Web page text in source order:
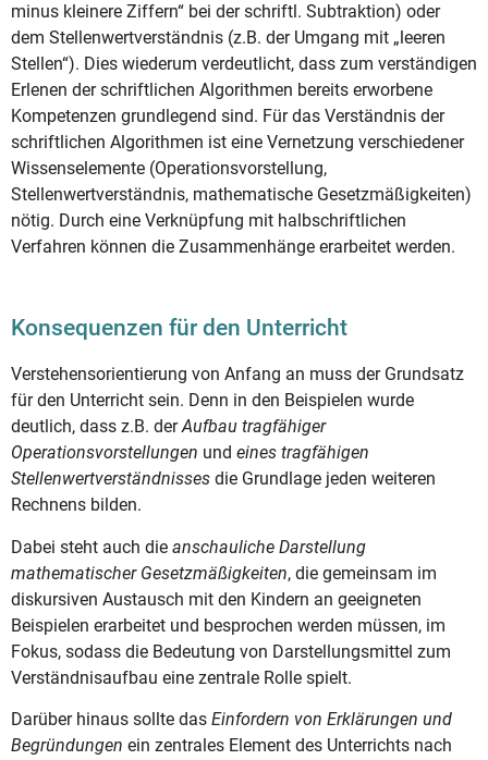
minus kleinere Ziffern“ bei der schriftl. Subtraktion) oder
dem Stellenwertverständnis (z.B. der Umgang mit „leeren
Stellen“). Dies wiederum verdeutlicht, dass zum verständigen
Erlenen der schriftlichen Algorithmen bereits erworbene
Kompetenzen grundlegend sind. Für das Verständnis der
schriftlichen Algorithmen ist eine Vernetzung verschiedener
Wissenselemente (Operationsvorstellung,
Stellenwertverständnis, mathematische Gesetzmäßigkeiten)
nötig. Durch eine Verknüpfung mit halbschriftlichen
Verfahren können die Zusammenhänge erarbeitet werden.
Konsequenzen für den Unterricht
Verstehensorientierung von Anfang an muss der Grundsatz
für den Unterricht sein. Denn in den Beispielen wurde
deutlich, dass z.B. derAufbau tragfähiger
Operationsvorstellungen und eines tragfähigen
Stellenwertverständnisses die Grundlage jeden weiteren
Rechnens bilden.
Dabei steht auch die anschauliche Darstellung
mathematischer Gesetzmäßigkeiten, die gemeinsam im
diskursiven Austausch mit den Kindern an geeigneten
Beispielen erarbeitet und besprochen werden müssen, im
Fokus, sodass die Bedeutung von Darstellungsmittel zum
Verständnisaufbau eine zentrale Rolle spielt.
Darüber hinaus sollte das Einfordern von Erklärungen und
Begründungen ein zentrales Element des Unterrichts nach